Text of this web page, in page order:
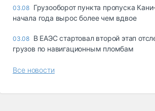
03.08 Грузооборот пункта пропуска
начала года вырос более чем вдвое
03.08 В ЕАЭС стартовал второй этап
грузов по навигационным пломбам
Все новости